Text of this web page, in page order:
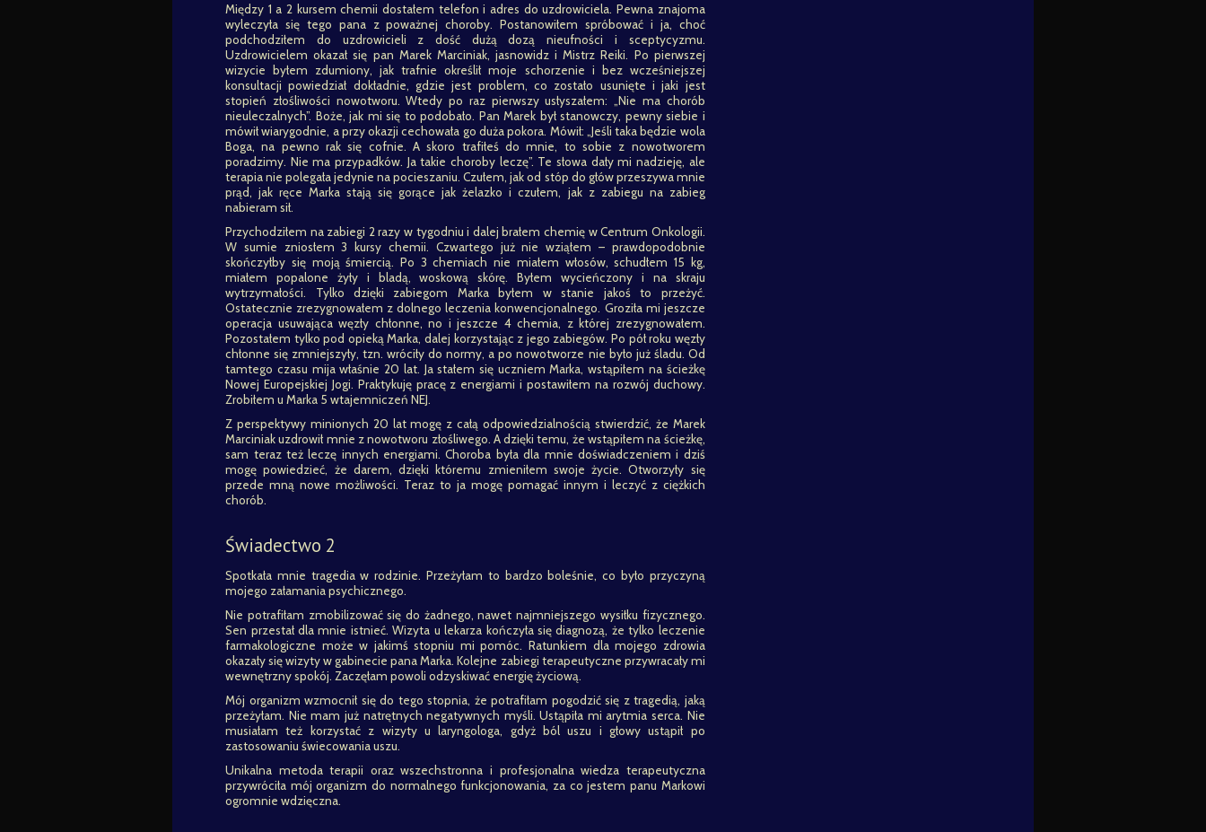
Między 1 a 2 kursem chemii dostałem telefon i adres do uzdrowiciela. Pewna znajoma
wyleczyła się tego pana z poważnej choroby. Postanowiłem spróbować i ja, choć
podchodziłem do uzdrowicieli z dość dużą dozą nieufności i sceptycyzmu.
Uzdrowicielem okazał się pan Marek Marciniak, jasnowidz i Mistrz Reiki. Po pierwszej
wizycie byłem zdumiony, jak trafnie określił moje schorzenie i bez wcześniejszej
konsultacji powiedział dokładnie, gdzie jest problem, co zostało usunięte i jaki jest
stopień złośliwości nowotworu. Wtedy po raz pierwszy usłyszałem: „Nie ma chorób
nieuleczalnych”. Boże, jak mi się to podobało. Pan Marek był stanowczy, pewny siebie i
mówił wiarygodnie, a przy okazji cechowała go duża pokora. Mówił: „Jeśli taka będzie wola
Boga, na pewno rak się cofnie. A skoro trafiłeś do mnie, to sobie z nowotworem
poradzimy. Nie ma przypadków. Ja takie choroby leczę”. Te słowa dały mi nadzieję, ale
terapia nie polegała jedynie na pocieszaniu. Czułem, jak od stóp do głów przeszywa mnie
prąd, jak ręce Marka stają się gorące jak żelazko i czułem, jak z zabiegu na zabieg
nabieram sił.
Przychodziłem na zabiegi 2 razy w tygodniu i dalej brałem chemię w Centrum Onkologii.
W sumie zniosłem 3 kursy chemii. Czwartego już nie wziąłem – prawdopodobnie
skończyłby się moją śmiercią. Po 3 chemiach nie miałem włosów, schudłem 15 kg,
miałem popalone żyły i bladą, woskową skórę. Byłem wycieńczony i na skraju
wytrzymałości. Tylko dzięki zabiegom Marka byłem w stanie jakoś to przeżyć.
Ostatecznie zrezygnowałem z dolnego leczenia konwencjonalnego. Groziła mi jeszcze
operacja usuwająca węzły chłonne, no i jeszcze 4 chemia, z której zrezygnowałem.
Pozostałem tylko pod opieką Marka, dalej korzystając z jego zabiegów. Po pół roku węzły
chłonne się zmniejszyły, tzn. wróciły do normy, a po nowotworze nie było już śladu. Od
tamtego czasu mija właśnie 20 lat. Ja stałem się uczniem Marka, wstąpiłem na ścieżkę
Nowej Europejskiej Jogi. Praktykuję pracę z energiami i postawiłem na rozwój duchowy.
Zrobiłem u Marka 5 wtajemniczeń NEJ.
Z perspektywy minionych 20 lat mogę z całą odpowiedzialnością stwierdzić, że Marek
Marciniak uzdrowił mnie z nowotworu złośliwego. A dzięki temu, że wstąpiłem na ścieżkę,
sam teraz też leczę innych energiami. Choroba była dla mnie doświadczeniem i dziś
mogę powiedzieć, że darem, dzięki któremu zmieniłem swoje życie. Otworzyły się
przede mną nowe możliwości. Teraz to ja mogę pomagać innym i leczyć z ciężkich
chorób.
Świadectwo 2
Spotkała mnie tragedia w rodzinie. Przeżyłam to bardzo boleśnie, co było przyczyną
mojego załamania psychicznego.
Nie potrafiłam zmobilizować się do żadnego, nawet najmniejszego wysiłku fizycznego.
Sen przestał dla mnie istnieć. Wizyta u lekarza kończyła się diagnozą, że tylko leczenie
farmakologiczne może w jakimś stopniu mi pomóc. Ratunkiem dla mojego zdrowia
okazały się wizyty w gabinecie pana Marka. Kolejne zabiegi terapeutyczne przywracały mi
wewnętrzny spokój. Zaczęłam powoli odzyskiwać energię życiową.
Mój organizm wzmocnił się do tego stopnia, że potrafiłam pogodzić się z tragedią, jaką
przeżyłam. Nie mam już natrętnych negatywnych myśli. Ustąpiła mi arytmia serca. Nie
musiałam też korzystać z wizyty u laryngologa, gdyż ból uszu i głowy ustąpił po
zastosowaniu świecowania uszu.
Unikalna metoda terapii oraz wszechstronna i profesjonalna wiedza terapeutyczna
przywróciła mój organizm do normalnego funkcjonowania, za co jestem panu Markowi
ogromnie wdzięczna.